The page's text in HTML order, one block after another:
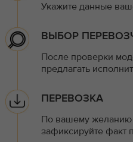
Укажите данные
ВЫБОР
После проверки
предлагать
ПЕРЕВОЗКА
По вашему желанию
зафиксируйте факт